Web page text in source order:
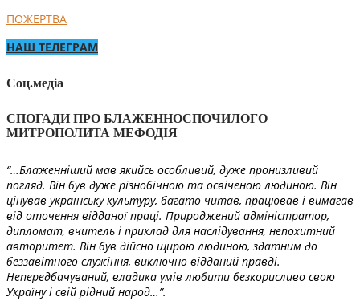
ПОЖЕРТВА
НАШ ТЕЛЕГРАМ
Соц.медіа
СПОГАДИ ПРО БЛАЖЕННОСПОЧИЛОГО
МИТРОПОЛИТА МЕФОДІЯ
“…Блаженніший мав якийсь особливий, дуже пронизливий
погляд. Він був дуже різнобічною та освіченою людиною. Він
цінував українську культуру, багато читав, працював і вимагав
від оточення відданої праці. Природжений адміністратор,
дипломат, вчитель і приклад для наслідування, непохитний
авторитет. Він був дійсно щирою людиною, здатним до
беззавітного служіння, виключно відданий правді.
Непередбачуваний, владика умів любити безкорисливо свою
Україну і свій рідний народ…”.